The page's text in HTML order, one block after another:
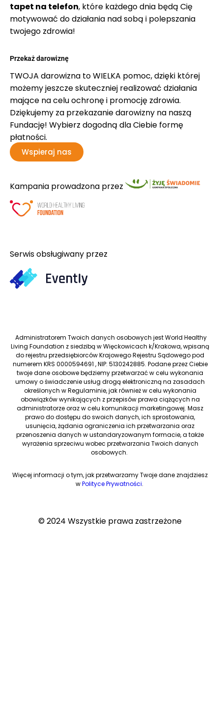
tapet na telefon, które każdego dnia będą Cię
motywować do działania nad sobą i polepszania
twojego zdrowia!
Przekaż darowiznę
TWOJA darowizna to WIELKA pomoc, dzięki której
możemy jeszcze skuteczniej realizować działania
mające na celu ochronę i promocję zdrowia.
Dziękujemy za przekazanie darowizny na naszą
Fundację! Wybierz dogodną dla Ciebie formę
płatności.
Wspieraj nas
Kampania prowadzona przez
Serwis obsługiwany przez
Administratorem Twoich danych osobowych jest World Healthy
Living Foundation z siedzibą w Więckowicach k/Krakowa, wpisaną
do rejestru przedsiębiorców Krajowego Rejestru Sądowego pod
numerem KRS 0000594691 , NIP: 5130242885. Podane przez Ciebie
twoje dane osobowe będziemy przetwarzać w celu wykonania
umowy o świadczenie usług drogą elektroniczną na zasadach
określonych w Regulaminie, jak również w celu wykonania
obowiązków wynikających z przepisów prawa ciążących na
administratorze oraz w celu komunikacji marketingowej. Masz
prawo do dostępu do swoich danych, ich sprostowania,
usunięcia, żądania ograniczenia ich przetwarzania oraz
przenoszenia danych w ustandaryzowanym formacie, a także
wyrażenia sprzeciwu wobec przetwarzania Twoich danych
osobowych.
Więcej informacji o tym, jak przetwarzamy Twoje dane znajdziesz
wPolityce Prywatności.
© 2024 Wszystkie prawa zastrzeżone